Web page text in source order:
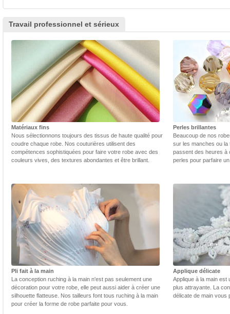
Travail professionnel et sérieux
Matériaux fins
Nous sélectionnons toujours des tissus de haute qualité pour
coudre chaque robe. Nos couturières utilisent des
compétences sophistiquées pour faire votre robe avec des
couleurs vives, des textures abondantes et être brillant.
Perles brillantes
Beaucoup de nos
sur les manches ou la
passent des heures à
perles pour parfaire
Pli fait à la main
La conception ruching à la main n'est pas seulement une
décoration pour votre robe, elle peut aussi aider à créer une
silhouette flatteuse. Nos tailleurs font tous ruching à la main
pour créer la forme de robe parfaite pour vous.
Applique délicate
Applique à la main est
plus attrayante. La
délicate de main vous